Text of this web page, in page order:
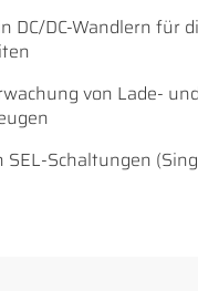
DC/DC-Wandlern für
von Lade-
Schaltungen